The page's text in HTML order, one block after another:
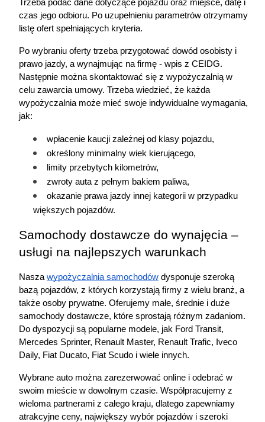
Trzeba podać dane dotyczące pojazdu oraz miejsce, datę i
czas jego odbioru. Po uzupełnieniu parametrów otrzymamy
listę ofert spełniających kryteria.
Po wybraniu oferty trzeba przygotować dowód osobisty i
prawo jazdy, a wynajmując na firmę - wpis z CEIDG.
Następnie można skontaktować się z wypożyczalnią w
celu zawarcia umowy. Trzeba wiedzieć, że każda
wypożyczalnia może mieć swoje indywidualne wymagania,
jak:
wpłacenie kaucji zależnej od klasy pojazdu,
określony minimalny wiek kierującego,
limity przebytych kilometrów,
zwroty auta z pełnym bakiem paliwa,
okazanie prawa jazdy innej kategorii w przypadku
większych pojazdów.
Samochody dostawcze do wynajęcia –
usługi na najlepszych warunkach
Nasza wypożyczalnia samochodów dysponuje szeroką
bazą pojazdów, z których korzystają firmy z wielu branż, a
także osoby prywatne. Oferujemy małe, średnie i duże
samochody dostawcze, które sprostają różnym zadaniom.
Do dyspozycji są popularne modele, jak Ford Transit,
Mercedes Sprinter, Renault Master, Renault Trafic, Iveco
Daily, Fiat Ducato, Fiat Scudo i wiele innych.
Wybrane auto można zarezerwować online i odebrać w
swoim mieście w dowolnym czasie. Współpracujemy z
wieloma partnerami z całego kraju, dlatego zapewniamy
atrakcyjne ceny, największy wybór pojazdów i szeroki